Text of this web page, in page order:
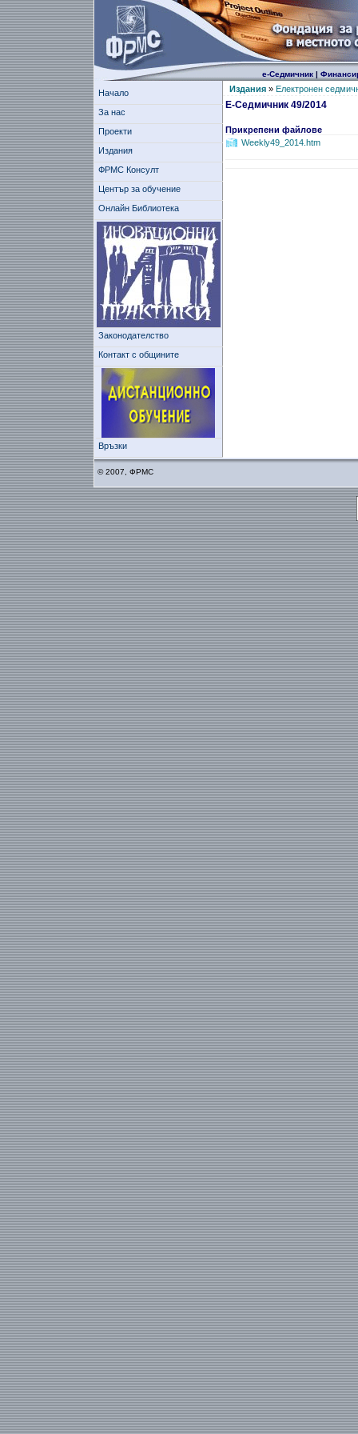
е-Седмичник|
Начало
За нас
Проекти
Издания
ФРМС Консулт
Център за обучение
Онлайн Библиотека
Законодателство
Контакт с общините
Връзки
Издания» Електронен
Е-Седмичник 49/2014
Прикрепени файлове
Weekly49_2014.htm
© 2007, ФРМС